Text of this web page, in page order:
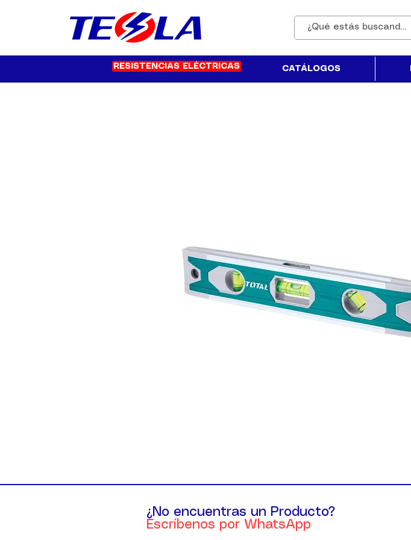
RESISTENCIAS ELÉCTRICAS CATÁLOGOS
¿No encuentras un Producto?
Escríbenos por WhatsApp